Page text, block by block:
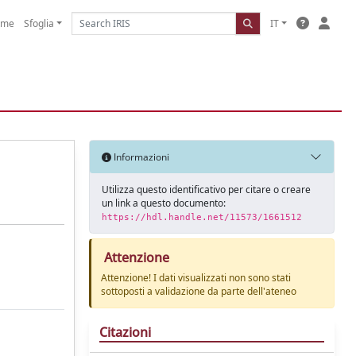
Sfoglia IT
Informazioni
Utilizza questo identificativo per citare o creare
un link a questo documento:
https://hdl.handle.net/11573/1661512
Attenzione
Attenzione! I dati visualizzati non sono stati
sottoposti a validazione da parte dell'ateneo
Citazioni